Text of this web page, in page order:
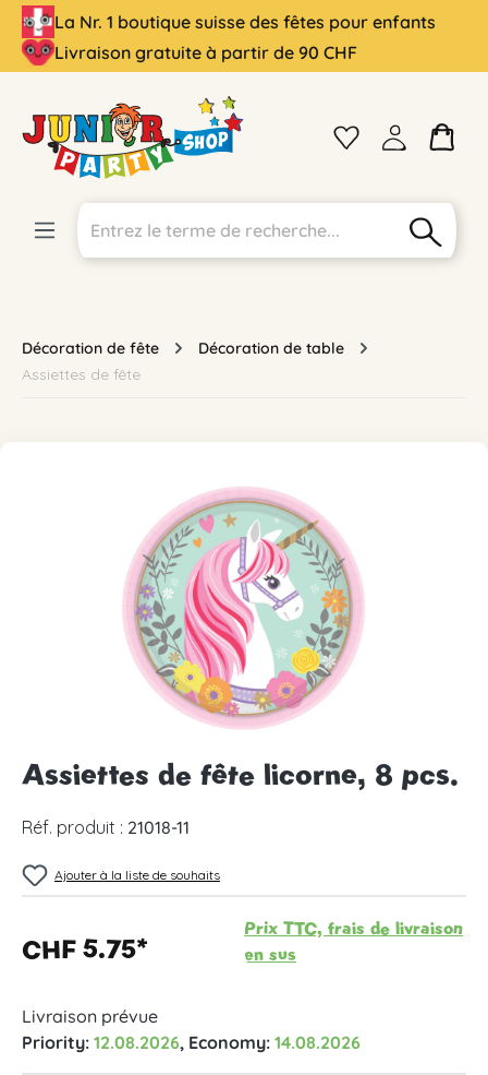
principal
La Nr. 1 boutique suisse des fêtes pour enfants
Livraison gratuite à partir de 90 CHF
Décoration de fête
Décoration de table
Assiettes de fête
Ignorer la galerie d'images
Assiettes de fête licorne, 8 pcs.
Réf. produit : 21018-11
Ajouter à la liste de souhaits
CHF 5.75*
Prix TTC, frais de livraison
en sus
Livraison prévue
Priority: 12.08.2026, Economy: 14.08.2026